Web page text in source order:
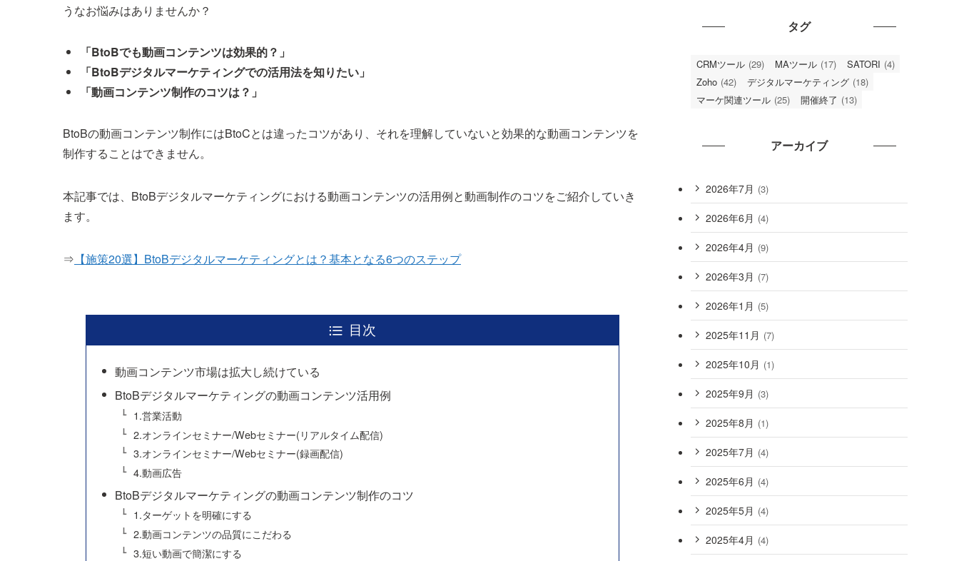
うなお悩みはありませんか？
「BtoBでも動画コンテンツは効果的？」
「BtoBデジタルマーケティングでの活用法を知りたい」
「動画コンテンツ制作のコツは？」
BtoBの動画コンテンツ制作にはBtoCとは違ったコツがあり、それを理解していないと効果的な動画コンテンツを
制作することはできません。
本記事では、BtoBデジタルマーケティングにおける動画コンテンツの活用例と動画制作のコツをご紹介していき
ます。
⇒ 【施策20選】BtoBデジタルマーケティングとは？基本となる6つのステップ
目次
動画コンテンツ市場は拡大し続けている
BtoBデジタルマーケティングの動画コンテンツ活用例
1.営業活動
2.オンラインセミナー/Webセミナー(リアルタイム配信)
3.オンラインセミナー/Webセミナー(録画配信)
4.動画広告
BtoBデジタルマーケティングの動画コンテンツ制作のコツ
1.ターゲットを明確にする
2.動画コンテンツの品質にこだわる
3.短い動画で簡潔にする
タグ
CRMツール (29) MAツール (17) SATORI (4)
Zoho (42) デジタルマーケティング (18)
マーケ関連ツール (25) 開催終了 (13)
アーカイブ
2026年7月 (3)
2026年6月 (4)
2026年4月 (9)
2026年3月 (7)
2026年1月 (5)
2025年11月 (7)
2025年10月 (1)
2025年9月 (3)
2025年8月 (1)
2025年7月 (4)
2025年6月 (4)
2025年5月 (4)
2025年4月 (4)